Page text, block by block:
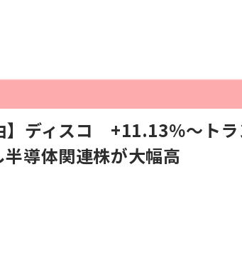
】ディスコ +11.13％〜ト
導体関連株が大幅高